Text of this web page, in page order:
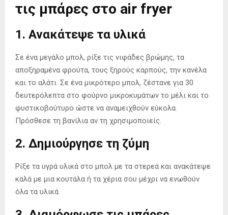
τις μπάρες στο air fryer
1. Ανακάτεψε τα υλικά
Σε ένα μεγάλο μπολ, ρίξε τις νιφάδες βρώμης, τα
αποξηραμένα φρούτα, τους ξηρούς καρπούς, την κανέλα
και το αλάτι. Σε ένα μικρότερο μπολ, ζέστανε για 30
δευτερόλεπτα στο φούρνο μικροκυμάτων το μέλι και το
φυστικοβούτυρο ώστε να αναμειχθούν εύκολα.
Πρόσθεσε τη βανίλια αν τη χρησιμοποιείς.
2. Δημιούργησε τη ζύμη
Ρίξε τα υγρά υλικά στο μπολ με τα στερεά και ανακάτεψε
καλά με μια κουτάλα ή τα χέρια σου μέχρι να ενωθούν
όλα τα υλικά.